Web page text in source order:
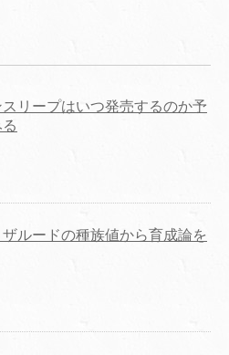
リープはいつ発売するのか予
ザルードの種族値から育成論を